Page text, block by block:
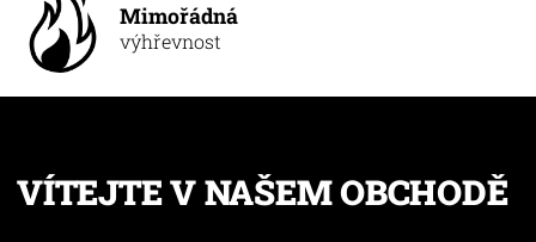
Mimořádná
výhřevnost
VÍTEJTE V NAŠEM OBCHODĚ